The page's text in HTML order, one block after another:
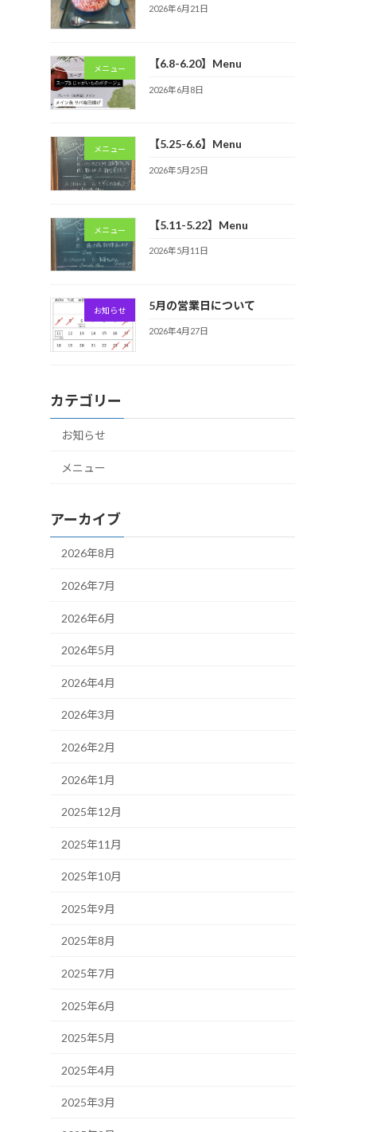
2026年6月21日
メニュー 【6.8-6.20】Menu
2026年6月8日
メニュー 【5.25-6.6】Menu
2026年5月25日
メニュー 【5.11-5.22】Menu
2026年5月11日
お知らせ 5月の営業日について
2026年4月27日
カテゴリー
お知らせ
メニュー
アーカイブ
2026年8月
2026年7月
2026年6月
2026年5月
2026年4月
2026年3月
2026年2月
2026年1月
2025年12月
2025年11月
2025年10月
2025年9月
2025年8月
2025年7月
2025年6月
2025年5月
2025年4月
2025年3月